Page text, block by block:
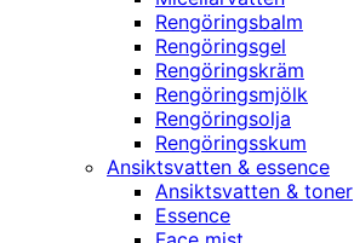
Rengöringsbalm
Rengöringsgel
Rengöringskräm
Rengöringsmjölk
Rengöringsolja
Rengöringsskum
Ansiktsvatten & essence
Ansiktsvatten & toner
Essence